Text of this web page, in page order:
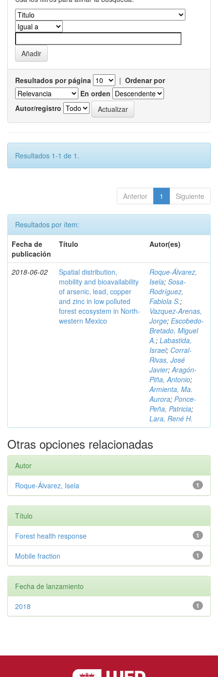
Resultados por página | Ordenar por
En orden
Autor/registro
Resultados 1-1 de 1.
Anterior 1 Siguiente
Resultados por ítem:
Fecha de
publicación
Título Autor(es)
2018-06-02
Spatial distribution,
mobility and bioavailability
of arsenic, lead, copper
and zinc in low polluted
forest ecosystem in North-
western Mexico
Roque-Álvarez,
Isela; Sosa-
Rodríguez,
Fabiola S.;
Vazquez-Arenas,
Jorge; Escobedo-
Bretado, Miguel
A.; Labastida,
Israel; Corral-
Rivas, José
Javier;Aragón-
Piña, Antonio;
Armienta, Ma.
Aurora; Ponce-
Peña, Patricia;
Lara, René H.
Otras opciones relacionadas
Autor
1
Roque-Álvarez, Isela
Título
1
Forest health response
1
Mobile fraction
Fecha de lanzamiento
1
2018